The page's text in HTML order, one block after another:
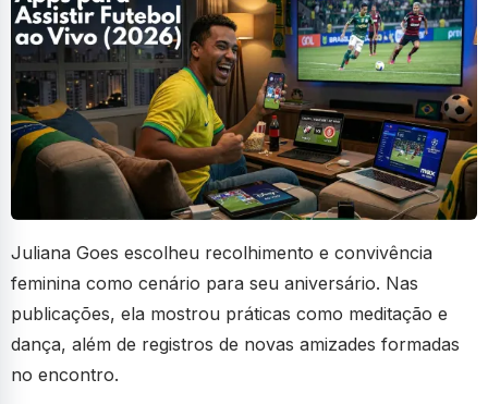
Juliana Goes escolheu recolhimento e convivência
feminina como cenário para seu aniversário. Nas
publicações, ela mostrou práticas como meditação e
dança, além de registros de novas amizades formadas
no encontro.